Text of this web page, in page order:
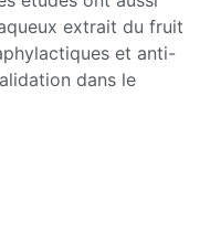
extrait du fruit
et anti-
dans le